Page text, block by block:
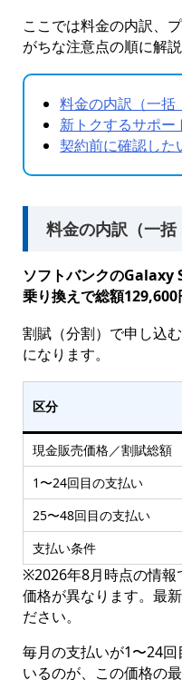
ここでは料金の内訳、
がちな注意点の順に解説
料金の内訳（一括
新トクするサポ
契約前に確認した
料金の内訳（一括
ソフトバンクのGalaxy
乗り換えで総額129,600
割賦（分割）で申し込
になります。
区分
現金販売価格／割賦総額
1〜24回目の支払い
25〜48回目の支払い
支払い条件
※2026年8月時点の情報
価格が異なります。最
ださい。
毎月の支払いが1〜24
いるのが、この価格の最